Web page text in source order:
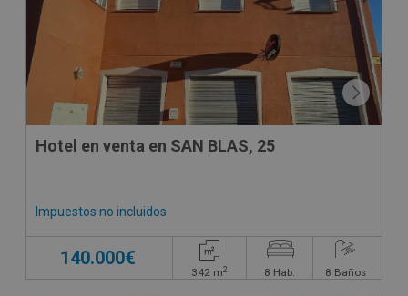
Hotel en venta en SAN BLAS, 25
Impuestos no incluidos
140.000€
342 m2 8 Hab. 8 Baños